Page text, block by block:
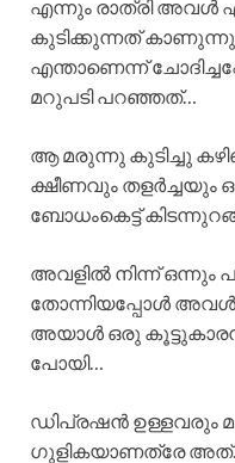
എന്നും രാത്രി അവൾ
കുടിക്കുന്നത്
എന്താണെന്ന്
മറുപടി പറഞ്ഞത്…
ആ മരുന്നു കുടിച്ചു
ക്ഷീണവും തളർച്ചയും
ബോധംകെട്ട്
അവളിൽ നിന്ന് ഒന്നും
തോന്നിയപ്പോൾ
അയാൾ ഒരു
പോയി…
ഡിപ്രഷൻ ഉള്ളവരും
ഗുളികയാണത്രേ